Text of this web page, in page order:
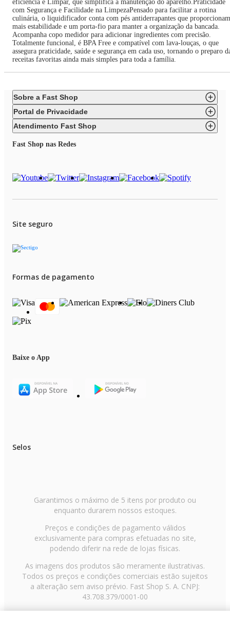
eficiência e Limpar, que simplifica a manutenção do aparelho.Praticidade
com Segurança e Facilidade na LimpezaPensado para facilitar a rotina
culinária, o liquidificador conta com pés antiderrapantes que proporcionam
mais estabilidade e um porta-fio para manter a organização da bancada.
Acompanha copo medidor para adicionar ingredientes com precisão.
Totalmente funcional, é BPA Free e compatível com lava-louças, o que
assegura praticidade, saúde e segurança em cada uso, tornando o preparo
receitas favoritas ainda mais simples para toda a família.
Sobre a Fast Shop
Portal de Privacidade
Atendimento Fast Shop
Fast Shop nas Redes
Site seguro
Formas de pagamento
Baixe o App
Selos
Garantimos o máximo de 5 itens por produto ou
enquanto durarem nossos estoques.
Preços e condições de pagamento válidos
exclusivamente para compras efetuadas no site,
podendo diferir na rede de lojas físicas.
As imagens dos produtos são meramente ilustrativas.
Todos os preços e condições comerciais estão sujeitos
a alteração sem aviso prévio. Fast Shop S. A. CNPJ:
43.708.379/0001-00
Avenida Zaki Narchi, nº 1650, sobreloja, Carandiru, São